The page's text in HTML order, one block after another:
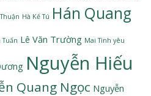
Hà Kế Tú Hán Quang
Lê Văn Trường Mai Tình yêu
Nguyễn Hiếu
Quang Ngọc Nguyễn